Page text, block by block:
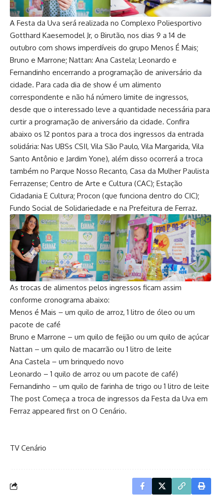
A Festa da Uva será realizada no Complexo Poliesportivo
Gotthard Kaesemodel Jr, o Birutão, nos dias 9 a 14 de
outubro com shows imperdíveis do grupo Menos É Mais;
Bruno e Marrone; Nattan: Ana Castela; Leonardo e
Fernandinho encerrando a programação de aniversário da
cidade. Para cada dia de show é um alimento
correspondente e não há número limite de ingressos,
desde que o interessado leve a quantidade necessária para
curtir a programação de aniversário da cidade. Confira
abaixo os 12 pontos para a troca dos ingressos da entrada
solidária: Nas UBSs CSII, Vila São Paulo, Vila Margarida, Vila
Santo Antônio e Jardim Yone), além disso ocorrerá a troca
também no Parque Nosso Recanto, Casa da Mulher Paulista
Ferrazense; Centro de Arte e Cultura (CAC); Estação
Cidadania E Cultura; Procon (que funciona dentro do CIC);
Fundo Social de Solidariedade e na Prefeitura de Ferraz.
As trocas de alimentos pelos ingressos ficam assim
conforme cronograma abaixo:
Menos é Mais – um quilo de arroz, 1 litro de óleo ou um
pacote de café
Bruno e Marrone – um quilo de feijão ou um quilo de açúcar
Nattan – um quilo de macarrão ou 1 litro de leite
Ana Castela – um brinquedo novo
Leonardo – 1 quilo de arroz ou um pacote de café)
Fernandinho – um quilo de farinha de trigo ou 1 litro de leite
The post Começa a troca de ingressos da Festa da Uva em
Ferraz appeared first on O Cenário.
TV Cenário